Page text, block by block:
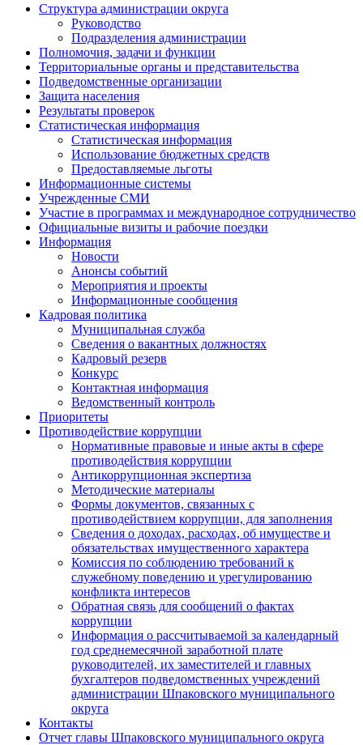
Структура администрации округа
Руководство
Подразделения администрации
Полномочия, задачи и функции
Территориальные органы и представительства
Подведомственные организации
Защита населения
Результаты проверок
Статистическая информация
Статистическая информация
Использование бюджетных средств
Предоставляемые льготы
Информационные системы
Учрежденные СМИ
Участие в программах и международное сотрудничество
Официальные визиты и рабочие поездки
Информация
Новости
Анонсы событий
Мероприятия и проекты
Информационные сообщения
Кадровая политика
Муниципальная служба
Сведения о вакантных должностях
Кадровый резерв
Конкурс
Контактная информация
Ведомственный контроль
Приоритеты
Противодействие коррупции
Нормативные правовые и иные акты в сфере
противодействия коррупции
Антикоррупционная экспертиза
Методические материалы
Формы документов, связанных с
противодействием коррупции, для заполнения
Сведения о доходах, расходах, об имуществе и
обязательствах имущественного характера
Комиссия по соблюдению требований к
служебному поведению и урегулированию
конфликта интересов
Обратная связь для сообщений о фактах
коррупции
Информация о рассчитываемой за календарный
год среднемесячной заработной плате
руководителей, их заместителей и главных
бухгалтеров подведомственных учреждений
администрации Шпаковского муниципального
округа
Контакты
Отчет главы Шпаковского муниципального округа